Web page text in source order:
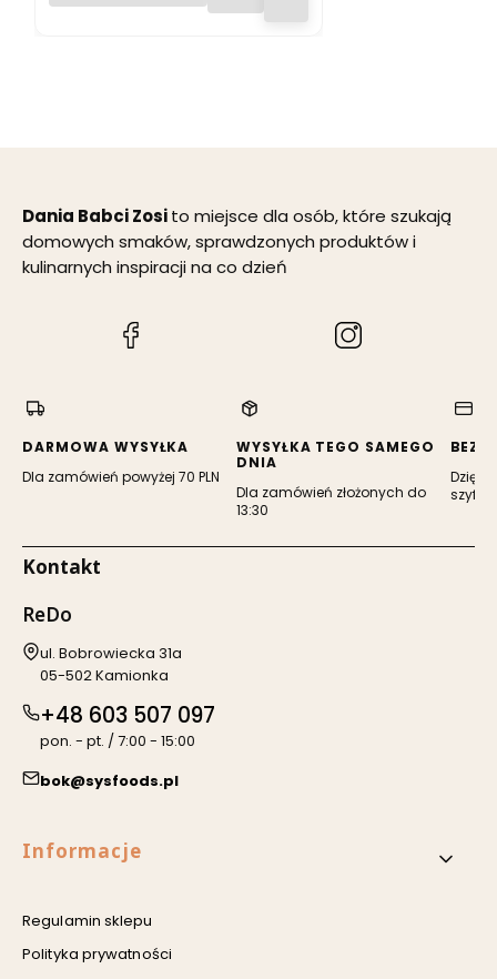
na popcorn 1 kg -
Dania Babci Zosito miejsce dla osób, które szukają
domowych smaków, sprawdzonych produktów i
kulinarnych inspiracji na co dzień
karcie)
(Otwiera
karcie)
DARMOWA WYSYŁKA
Dla zamówień powyżej 70 PLN
WYSYŁKA TEGO SAMEGO
DNIA
Dla zamówień złożonych do
13:30
Dzięki
Kontakt
ReDo
Adres:
ul. Bobrowiecka 31a
05-502 Kamionka
+48 603 507 097
pon. - pt. / 7:00 - 15:00
bok@sysfoods.pl
Linki w stopce
Informacje
Regulamin sklepu
Polityka prywatności